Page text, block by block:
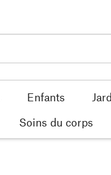
Enfants
Soins du corps